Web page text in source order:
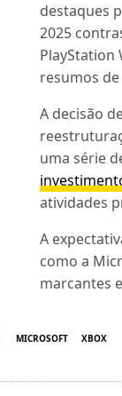
destaques
2025
PlayStation
resumos
A decisão
uma série
atividades
A
como a
marcantes
MICROSOFT XBOX